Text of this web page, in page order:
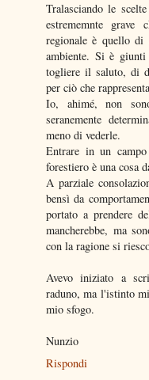
Tralasciando le
estrememnte grave
regionale è quello
ambiente. Si è
togliere il saluto, di
per ciò che
Io, ahimé, non
seranemente
meno di vederle.
Entrare in un
forestiero è una cosa
A parziale
bensì da
portato a prendere
mancherebbe, ma
con la ragione si
Avevo iniziato a
raduno, ma l'istinto
mio sfogo.
Nunzio
Rispondi